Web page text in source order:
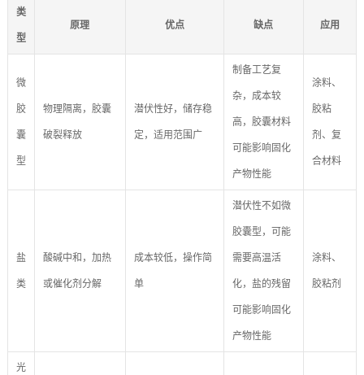
类
型
原理 优点 缺点 应用
微
胶
囊
型
物理隔离，胶囊
破裂释放
潜伏性好，储存稳
定，适用范围广
制备工艺复
杂，成本较
高，胶囊材料
可能影响固化
产物性能
涂料、
胶粘
剂、复
合材料
盐
类
酸碱中和，加热
或催化剂分解
成本较低，操作简
单
潜伏性不如微
胶囊型，可能
需要高温活
化，盐的残留
可能影响固化
产物性能
涂料、
胶粘剂
光